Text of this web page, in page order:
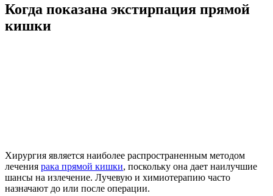
Когда показана экстирпация прямой
кишки
Хирургия является наиболее распространенным методом
лечения рака прямой кишки, поскольку она дает наилучшие
шансы на излечение. Лучевую и химиотерапию часто
назначают до или после операции.